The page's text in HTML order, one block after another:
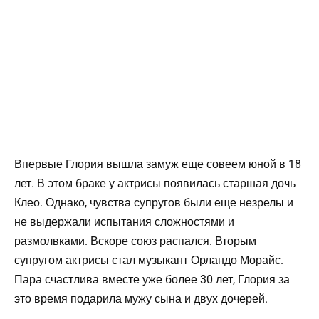
Впервые Глория вышла замуж еще совеем юной в 18
лет. В этом браке у актрисы появилась старшая дочь
Клео. Однако, чувства супругов были еще незрелы и
не выдержали испытания сложностями и
размолвками. Вскоре союз распался. Вторым
супругом актрисы стал музыкант Орландо Морайс.
Пара счастлива вместе уже более 30 лет, Глория за
это время подарила мужу сына и двух дочерей.